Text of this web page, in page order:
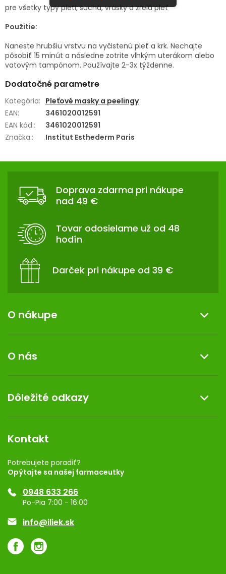
pre všetky typy pleti, suchá, vrásky a zrelá pleť
Použitie:
Naneste hrubšiu vrstvu na vyčistenú pleť a krk. Nechajte
pôsobiť 15 minút a následne zotrite vlhkým uterákom alebo
vatovým tampónom. Používajte 2-3x týždenne.
Dodatočné parametre
Kategória: Pleťové masky a peelingy
EAN:
3461020012591
EAN kód::
3461020012591
Značka:: Institut Esthederm Paris
Z
Doprava zdarma pri nákupe
nad 49 €
Tovar odosielame už od 48
hodín
Darček pri nákupe od 39 €
O nákupe
Reklamácia a vrátenie tovaru
Doprava a platba
Darček k nákupu
O nás
Kontakt
Dermocentrum
Dôležité odkazy
Rozhodnutie na prevádzku
Registrácia
Ponuka pre firmy
Značky
Kontakt
Potrebujete poradiť?
Opýtajte sa našej farmaceutky
0948 633 266
Po-Pia 7:00 - 16:00
info@iliek.sk